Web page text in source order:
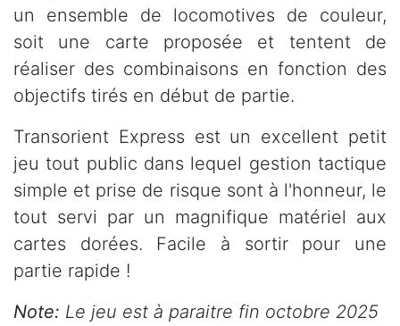
un ensemble de locomotives de couleur,
soit une carte proposée et tentent de
réaliser des combinaisons en fonction des
objectifs tirés en début de partie.
Transorient Express est un excellent petit
jeu tout public dans lequel gestion tactique
simple et prise de risque sont à l'honneur, le
tout servi par un magnifique matériel aux
cartes dorées. Facile à sortir pour une
partie rapide !
Note: Le jeu est à paraitre fin octobre 2025